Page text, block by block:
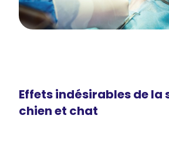
Effets indésirables de
chien et chat